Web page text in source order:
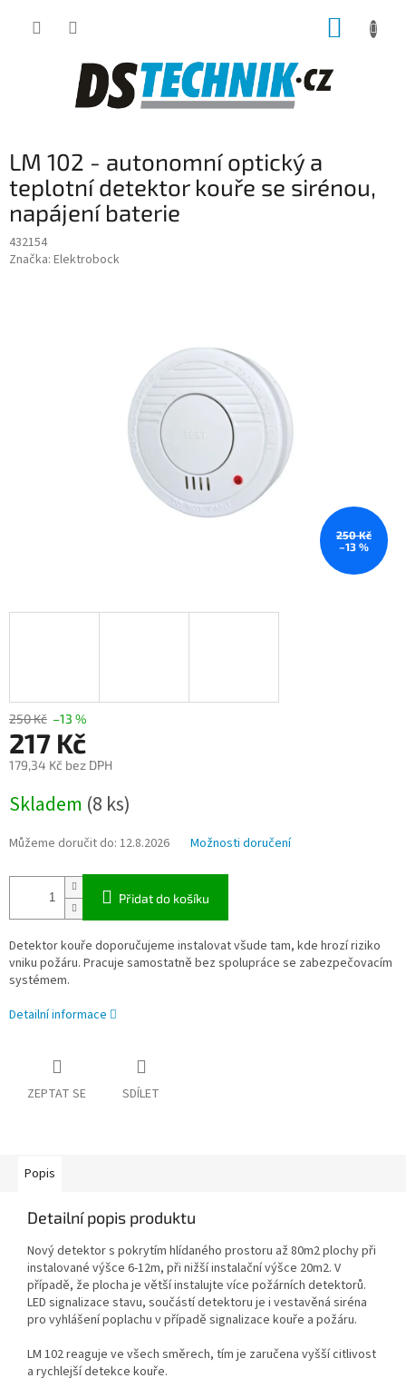
LM 102 - autonomní optický a
teplotní detektor kouře se sirénou,
napájení baterie
432154
Značka: Elektrobock
250 Kč
–13 %
250 Kč –13 %
217 Kč
179,34 Kč bez DPH
cena:
Skladem (8 ks)
Můžeme doručit do: 12.8.2026 Možnosti doručení
Přidat do košíku
Detektor kouře doporučujeme instalovat všude tam, kde hrozí riziko
vniku požáru. Pracuje samostatně bez spolupráce se zabezpečovacím
systémem.
Detailní informace
ZEPTAT SE SDÍLET
Popis
Detailní popis produktu
Nový detektor s pokrytím hlídaného prostoru až 80m2 plochy při
instalované výšce 6-12m, při nižší instalační výšce 20m2. V
případě, že plocha je větší instalujte více požárních detektorů.
LED signalizace stavu, součástí detektoru je i vestavěná siréna
pro vyhlášení poplachu v případě signalizace kouře a požáru.
LM 102 reaguje ve všech směrech, tím je zaručena vyšší citlivost
a rychlejší detekce kouře.